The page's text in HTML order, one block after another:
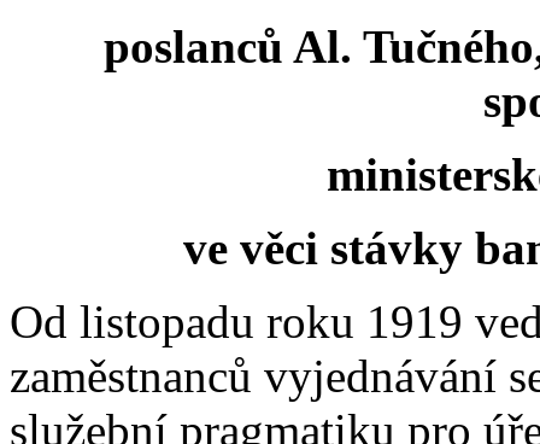
poslanců Al.
ve věci stávky
Od listopadu roku 1919
zaměstnanců vyjednávání
služební pragmatiku pro